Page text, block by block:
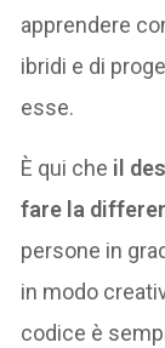
apprendere
ibridi e di
esse.
È qui che il
fare la
persone in
in modo
codice è